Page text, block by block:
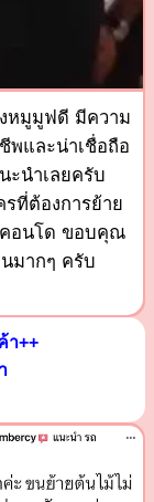
หมูมูฟดี มีความ
พและน่าเชื่อถือ
ะนำเลยครับ
รที่ต้องการย้าย
อนโด ขอบคุณ
มากๆ ครับ
า++